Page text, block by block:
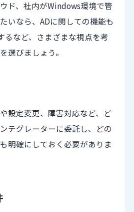
ド、社内がWindows環境で管
いなら、ADに関しての機能も
るなど、さまざまな視点を考
選びましょう。
設定変更、障害対応など、ど
テグレーターに委託し、どの
明確にしておく必要がありま